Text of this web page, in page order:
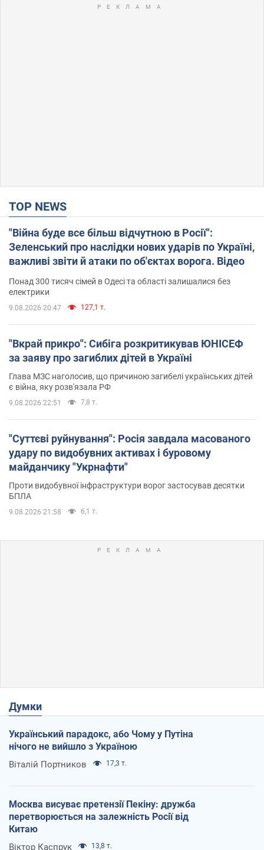
TOP NEWS
"Війна буде все більш відчутною в Росії":
Зеленський про наслідки нових ударів по Україні,
важливі звіти й атаки по об'єктах ворога. Відео
Понад 300 тисяч сімей в Одесі та області залишалися без
електрики
9.08.2026 20:47 127,1 т.
"Вкрай прикро": Сибіга розкритикував ЮНІСЕФ
за заяву про загиблих дітей в Україні
Глава МЗС наголосив, що причиною загибелі українських дітей
є війна, яку розв'язала РФ
9.08.2026 22:51 7,8 т.
"Суттєві руйнування": Росія завдала масованого
удару по видобувних активах і буровому
майданчику "Укрнафти"
Проти видобувної інфраструктури ворог застосував десятки
БПЛА
9.08.2026 21:58 6,1 т.
Думки
Український парадокс, або Чому у Путіна
нічого не вийшло з Україною
Віталій Портников 17,3 т.
Москва висуває претензії Пекіну: дружба
перетворюється на залежність Росії від
Китаю
Віктор Каспрук 13,8 т.